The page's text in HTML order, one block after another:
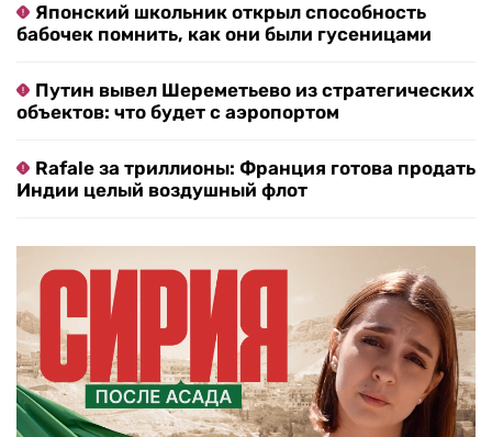
Японский школьник открыл способность
бабочек помнить, как они были гусеницами
Путин вывел Шереметьево из стратегических
объектов: что будет с аэропортом
Rafale за триллионы: Франция готова продать
Индии целый воздушный флот